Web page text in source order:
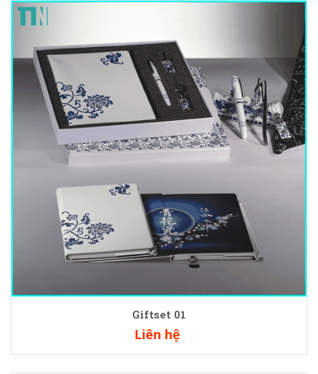
Giftset 01
Liên hệ